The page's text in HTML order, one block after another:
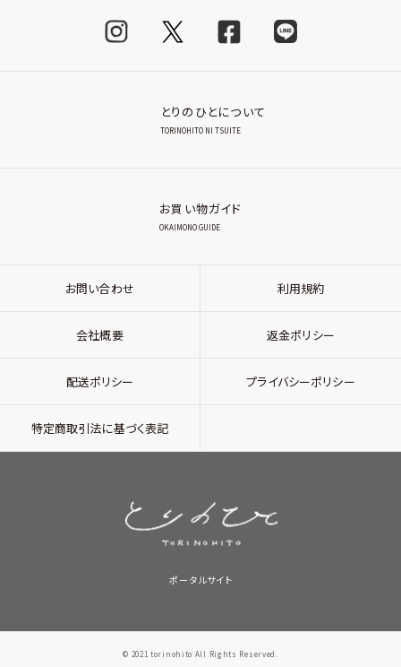
とりのひとについて
TORINOHITO NI TSUITE
お買い物ガイド
OKAIMONO GUIDE
お問い合わせ 利用規約
会社概要 返金ポリシー
配送ポリシー プライバシーポリシー
特定商取引法に基づく表記
ポータルサイト
© 2021 torinohito All Rights Reserved.